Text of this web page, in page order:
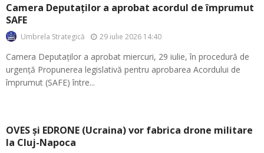
Camera Deputaților a aprobat acordul de împrumut
SAFE
Umbrela Strategică 29 iulie 2026 14:40
Camera Deputaților a aprobat miercuri, 29 iulie, în procedură de
urgență Propunerea legislativă pentru aprobarea Acordului de
împrumut (SAFE) între...
OVES și EDRONE (Ucraina) vor fabrica drone militare
la Cluj-Napoca